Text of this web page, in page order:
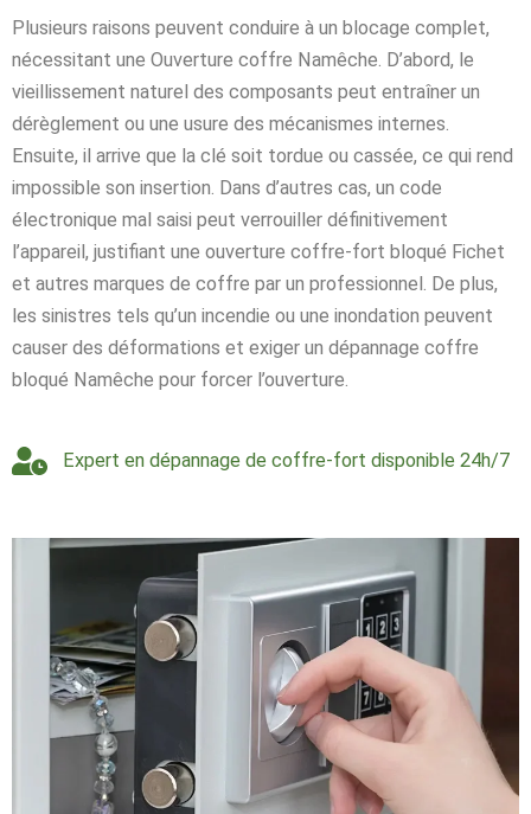
Plusieurs raisons peuvent conduire à un blocage complet,
nécessitant une Ouverture coffre Namêche. D’abord, le
vieillissement naturel des composants peut entraîner un
dérèglement ou une usure des mécanismes internes.
Ensuite, il arrive que la clé soit tordue ou cassée, ce qui rend
impossible son insertion. Dans d’autres cas, un code
électronique mal saisi peut verrouiller définitivement
l’appareil, justifiant une ouverture coffre-fort bloqué Fichet
et autres marques de coffre par un professionnel. De plus,
les sinistres tels qu’un incendie ou une inondation peuvent
causer des déformations et exiger un dépannage coffre
bloqué Namêche pour forcer l’ouverture.
Expert en dépannage de coffre-fort disponible 24h/7